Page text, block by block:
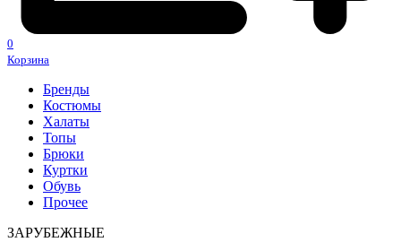
0
Корзина
Бренды
Костюмы
Халаты
Топы
Брюки
Куртки
Обувь
Прочее
ЗАРУБЕЖНЫЕ